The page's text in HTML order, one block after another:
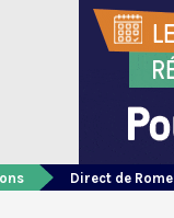
Direct de Rome